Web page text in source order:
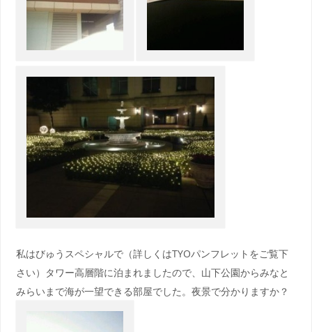
私はびゅうスペシャルで（詳しくはTYOパンフレットをご覧下
さい）タワー高層階に泊まれましたので、山下公園からみなと
みらいまで海が一望できる部屋でした。夜景で分かりますか？